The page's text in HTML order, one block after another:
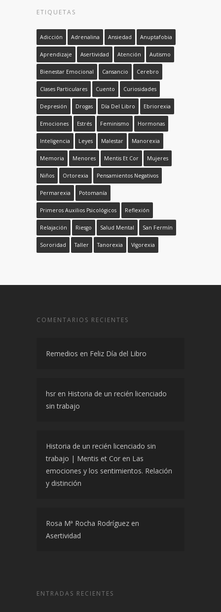
ETIQUETAS
Adicción Adrenalina Ansiedad Anuptafobia
Aprendizaje Asertividad Atención Autismo
Bienestar Emocional Cansancio Cerebro
Clases Particulares Cuento Curiosidades
Depresión Drogas Día Del Libro Ebriorexia
Emociones Estrés Feminismo Hormonas
Inteligencia Leyes Malestar Manorexia
Memoria Menores Mentis Et Cor Mujeres
Niños Ortorexia Pensamientos Negativos
Permarexia Potomanía
Primeros Auxilios Psicológicos Reflexión
Relajación Riesgo Salud Mental San Fermín
Sororidad Taller Tanorexia Vigorexia
COMENTARIOS RECIENTES
Remedios en Feliz Día del Libro
hsr en Historia de un recién licenciado
sin trabajo
Historia de un recién licenciado sin
trabajo | Mentis et Cor en Las
emociones y los sentimientos. Relación
y distinción
Rosa Mª Rocha Rodríguez en
Asertividad
ENTRADAS RECIENTES